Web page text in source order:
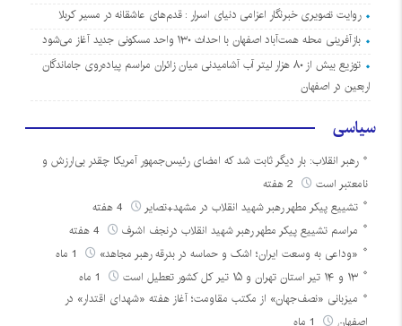
روایت تصویری خبرنگار اعزامی دنیای اسرار : قدم‌های عاشقانه در مسیر کربلا
بازآفرینی محله همت‌آباد اصفهان با احداث ۱۳۰ واحد مسکونی جدید آغاز می‌شود
توزیع بیش از ۸۰ هزار لیتر آب آشامیدنی میان زائران مراسم پیاده‌روی جاماندگان
اربعین در اصفهان
سیاسی
رهبر انقلاب: بار دیگر ثابت شد که امضای رئیس‌جمهور آمریکا چقدر بی‌ارزش و
نامعتبر است
تشییع پیکر مطهر رهبر شهید انقلاب در مشهد+تصایر
مراسم تشییع پیکر مطهر رهبر شهید انقلاب درنجف اشرف
«وداعی به وسعت ایران؛ اشک و حماسه در بدرقه رهبر مجاهد»
۱۳ و ۱۴ تیر استان تهران و ۱۵ تیر کل کشور تعطیل است
میزبانی «نصف‌جهان» از مکتب مقاومت؛ آغاز هفته «شهدای اقتدار» در
اصفهان